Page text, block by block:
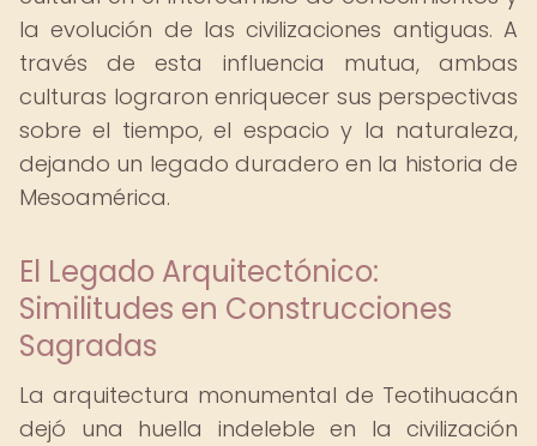
la evolución de las civilizaciones antiguas. A
través de esta influencia mutua, ambas
culturas lograron enriquecer sus perspectivas
sobre el tiempo, el espacio y la naturaleza,
dejando un legado duradero en la historia de
Mesoamérica.
El Legado Arquitectónico:
Similitudes en Construcciones
Sagradas
La arquitectura monumental de Teotihuacán
dejó una huella indeleble en la civilización